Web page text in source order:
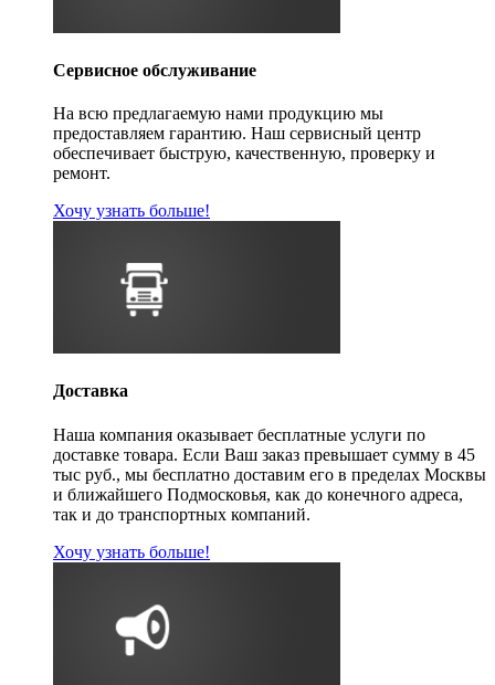
Сервисное обслуживание
На всю предлагаемую нами продукцию мы
предоставляем гарантию. Наш сервисный центр
обеспечивает быструю, качественную, проверку и
ремонт.
Хочу узнать больше!
Доставка
Наша компания оказывает бесплатные услуги по
доставке товара. Если Ваш заказ превышает сумму в 45
тыс руб., мы бесплатно доставим его в пределах Москвы
и ближайшего Подмосковья, как до конечного адреса,
так и до транспортных компаний.
Хочу узнать больше!